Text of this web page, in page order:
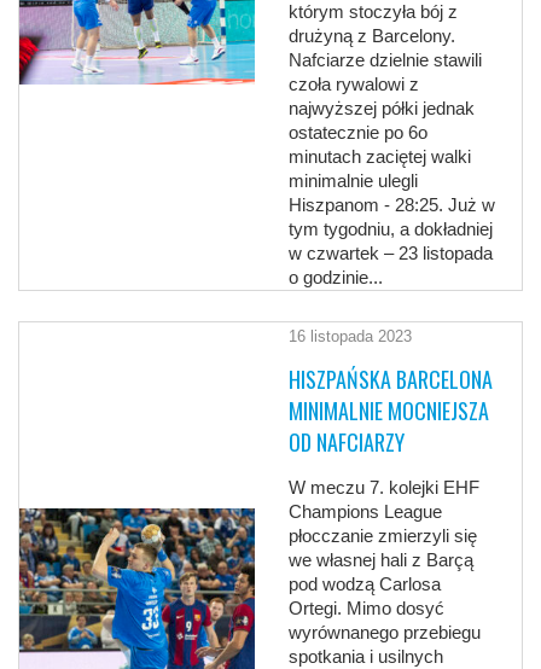
którym stoczyła bój z
drużyną z Barcelony.
Nafciarze dzielnie stawili
czoła rywalowi z
najwyższej półki jednak
ostatecznie po 6o
minutach zaciętej walki
minimalnie ulegli
Hiszpanom - 28:25. Już w
tym tygodniu, a dokładniej
w czwartek – 23 listopada
o godzinie...
16 listopada 2023
HISZPAŃSKA BARCELONA
MINIMALNIE MOCNIEJSZA
OD NAFCIARZY
W meczu 7. kolejki EHF
Champions League
płocczanie zmierzyli się
we własnej hali z Barçą
pod wodzą Carlosa
Ortegi. Mimo dosyć
wyrównanego przebiegu
spotkania i usilnych